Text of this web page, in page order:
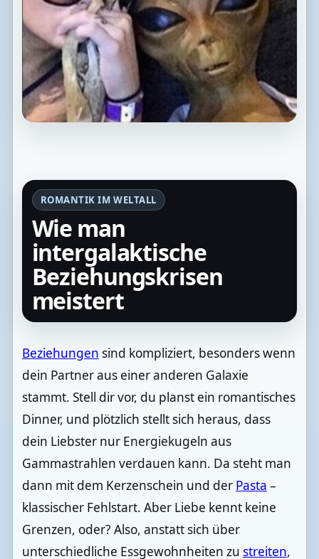
ROMANTIK IM WELTALL
Wie man
intergalaktische
Beziehungskrisen
meistert
Beziehungen sind kompliziert, besonders wenn
dein Partner aus einer anderen Galaxie
stammt. Stell dir vor, du planst ein romantisches
Dinner, und plötzlich stellt sich heraus, dass
dein Liebster nur Energiekugeln aus
Gammastrahlen verdauen kann. Da steht man
dann mit dem Kerzenschein und der Pasta –
klassischer Fehlstart. Aber Liebe kennt keine
Grenzen, oder? Also, anstatt sich über
unterschiedliche Essgewohnheiten zu streiten,